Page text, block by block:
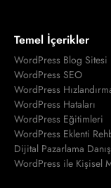
Temel İçerikler
WordPress Blog Sitesi
WordPress SEO
WordPress
WordPress Hataları
WordPress Eğitimleri
WordPress Eklenti
Dijital Pazarlama
WordPress ile Kişisel